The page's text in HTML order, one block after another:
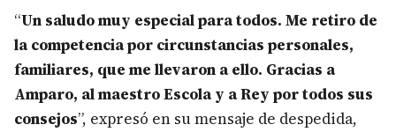
“Un saludo muy especial para todos. Me retiro de
la competencia por circunstancias personales,
familiares, que me llevaron a ello. Gracias a
Amparo, al maestro Escola y a Rey por todos sus
consejos”, expresó en su mensaje de despedida,